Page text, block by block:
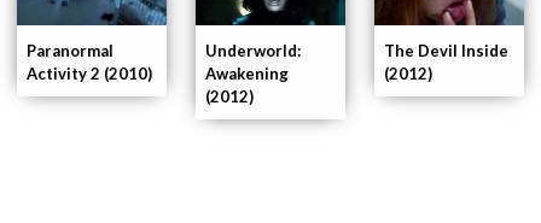
Paranormal
Activity 2 (2010)
The Devil Inside
(2012)
Underworld:
Awakening
(2012)